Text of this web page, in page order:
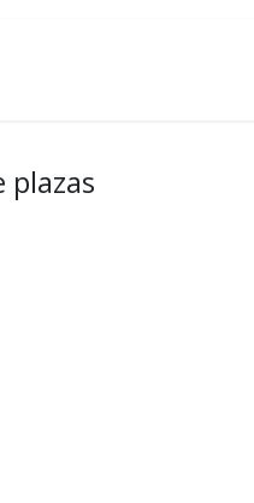
plazas